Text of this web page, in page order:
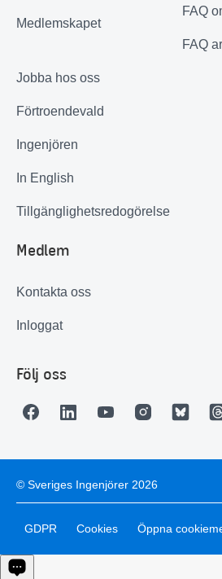
Medlemskapet
FAQ
FAQ
Jobba hos oss
Förtroendevald
Ingenjören
In English
Tillgänglighetsredogörelse
Medlem
Kontakta oss
Inloggat
Följ oss
© Sveriges Ingenjörer 2026
GDPR Cookies Öppna